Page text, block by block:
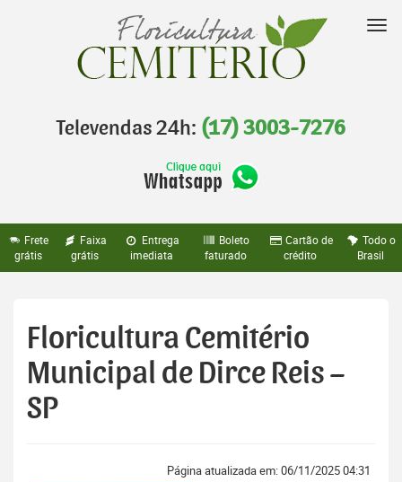
Televendas 24h: (17) 3003-7276
Frete
grátis
Faixa
grátis
Entrega
imediata
Boleto
faturado
Cartão de
crédito
Todo o
Brasil
Floricultura Cemitério
Municipal de Dirce Reis –
SP
Página atualizada em: 06/11/2025 04:31